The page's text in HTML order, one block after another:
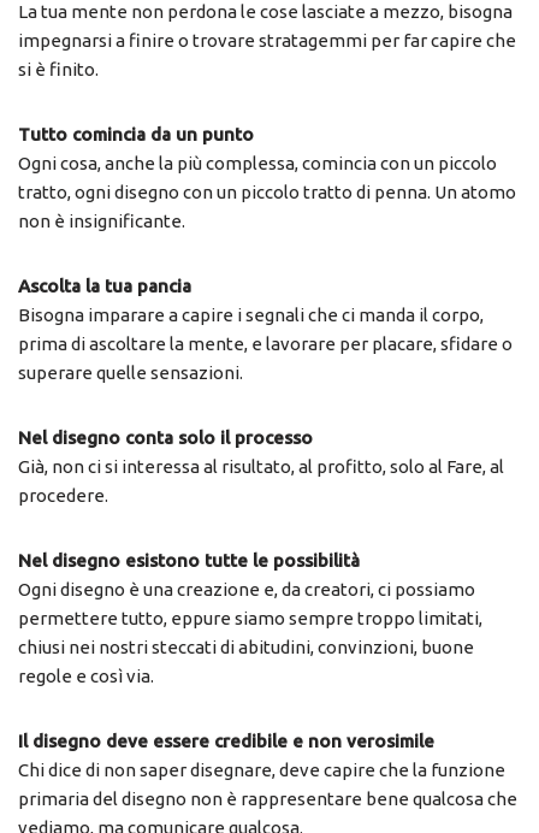
La tua mente non perdona le cose lasciate a mezzo, bisogna
impegnarsi a finire o trovare stratagemmi per far capire che
si è finito.
Tutto comincia da un punto
Ogni cosa, anche la più complessa, comincia con un piccolo
tratto, ogni disegno con un piccolo tratto di penna. Un atomo
non è insignificante.
Ascolta la tua pancia
Bisogna imparare a capire i segnali che ci manda il corpo,
prima di ascoltare la mente, e lavorare per placare, sfidare o
superare quelle sensazioni.
Nel disegno conta solo il processo
Già, non ci si interessa al risultato, al profitto, solo al Fare, al
procedere.
Nel disegno esistono tutte le possibilità
Ogni disegno è una creazione e, da creatori, ci possiamo
permettere tutto, eppure siamo sempre troppo limitati,
chiusi nei nostri steccati di abitudini, convinzioni, buone
regole e così via.
Il disegno deve essere credibile e non verosimile
Chi dice di non saper disegnare, deve capire che la funzione
primaria del disegno non è rappresentare bene qualcosa che
vediamo, ma comunicare qualcosa.